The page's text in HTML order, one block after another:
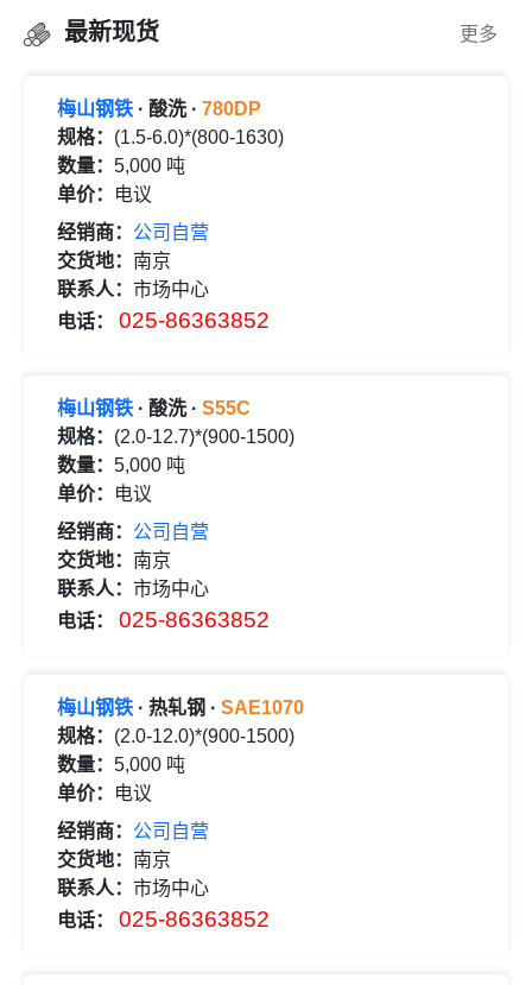
最新现货 更多
梅山钢铁 · 酸洗 · 780DP
规格： (1.5-6.0)*(800-1630)
数量： 5,000 吨
单价：
电议
经销商： 公司自营
交货地： 南京
联系人： 市场中心
电话：
025-86363852
梅山钢铁 · 酸洗 · S55C
规格： (2.0-12.7)*(900-1500)
数量： 5,000 吨
单价：
电议
经销商： 公司自营
交货地： 南京
联系人： 市场中心
电话：
025-86363852
梅山钢铁 · 热轧钢 · SAE1070
规格： (2.0-12.0)*(900-1500)
数量： 5,000 吨
单价：
电议
经销商： 公司自营
交货地： 南京
联系人： 市场中心
电话：
025-86363852